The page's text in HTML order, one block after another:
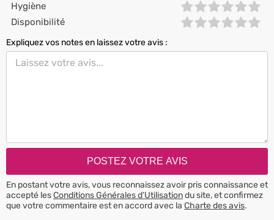
Hygiène
Disponibilité
Expliquez vos notes en laissez votre avis :
En postant votre avis, vous reconnaissez avoir pris connaissance et
accepté lesConditions Générales d’Utilisationdu site, et confirmez
que votre commentaire est en accord avec la Charte des avis.